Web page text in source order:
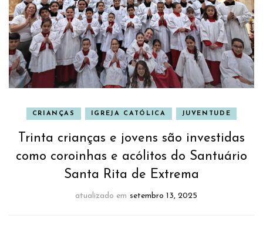
CRIANÇAS IGREJA CATÓLICA JUVENTUDE
Trinta crianças e jovens são investidas
como coroinhas e acólitos do Santuário
Santa Rita de Extrema
atualizado em setembro 13, 2025